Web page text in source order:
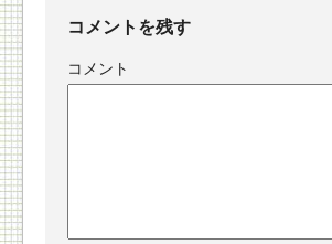
コメントを残す
コメント